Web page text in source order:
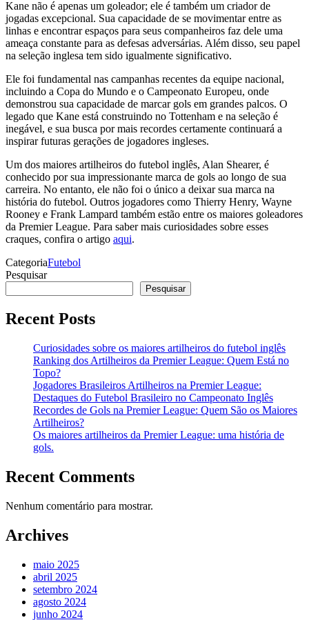
Kane não é apenas um goleador; ele é também um criador de
jogadas excepcional. Sua capacidade de se movimentar entre as
linhas e encontrar espaços para seus companheiros faz dele uma
ameaça constante para as defesas adversárias. Além disso, seu papel
na seleção inglesa tem sido igualmente significativo.
Ele foi fundamental nas campanhas recentes da equipe nacional,
incluindo a Copa do Mundo e o Campeonato Europeu, onde
demonstrou sua capacidade de marcar gols em grandes palcos. O
legado que Kane está construindo no Tottenham e na seleção é
inegável, e sua busca por mais recordes certamente continuará a
inspirar futuras gerações de jogadores ingleses.
Um dos maiores artilheiros do futebol inglês, Alan Shearer, é
conhecido por sua impressionante marca de gols ao longo de sua
carreira. No entanto, ele não foi o único a deixar sua marca na
história do futebol. Outros jogadores como Thierry Henry, Wayne
Rooney e Frank Lampard também estão entre os maiores goleadores
da Premier League. Para saber mais curiosidades sobre esses
craques, confira o artigo aqui.
CategoriaFutebol
Pesquisar
Pesquisar
Recent Posts
Curiosidades sobre os maiores artilheiros do futebol inglês
Ranking dos Artilheiros da Premier League: Quem Está no
Topo?
Jogadores Brasileiros Artilheiros na Premier League:
Destaques do Futebol Brasileiro no Campeonato Inglês
Recordes de Gols na Premier League: Quem São os Maiores
Artilheiros?
Os maiores artilheiros da Premier League: uma história de
gols.
Recent Comments
Nenhum comentário para mostrar.
Archives
maio 2025
abril 2025
setembro 2024
agosto 2024
junho 2024